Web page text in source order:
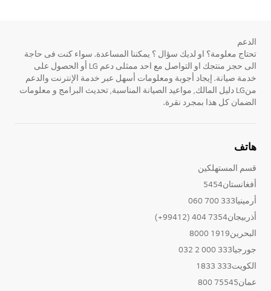
الدعم
تحتاج معلومة؟ او لديك سؤال ؟ يمكننا المساعدة. سواء كنت فى حاجة
الى حجز منتجك او التواصل مع احد ممثلى دعم LG أو الحصول على
خدمة صيانة. إيجاد أجوبة ومعلومات أسهل عبر خدمة الإنترنت والدعم
منLG دليل المالك, مواعيد الصيانة المناسبة, تحديث البرامج و معلومات
الضمان كل هذا بمجرد نقرة.
هاتف
قسم المستهلكين
أفغانستان5454
أرمينيا333 700 060
أذربيجان7354 404 (99412+)
البحرين1919 8000
جورجيا333 000 2 032
الكويت333 1833
عمان75545 800